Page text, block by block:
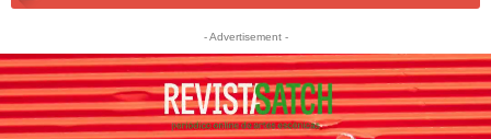
- Advertisement -